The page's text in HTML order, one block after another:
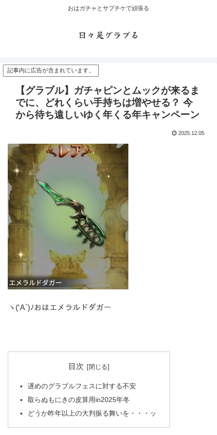
おはガチャとサプチケで頑張る
日々是グラブる
記事内に広告が含まれています。
【グラブル】ガチャピンとムックが来るま
でに、どれくらい手持ちは増やせる？ 今
から待ち遠しいゆく年くる年キャンペーン
2025.12.05
ヽ(‘A`)ﾉおはエメラルドダガー
目次
遅めのグラブルフェスに対する不安
取らぬもにきの皮算用in2025年冬
どうか昨年以上の大判振る舞いを・・・ッ